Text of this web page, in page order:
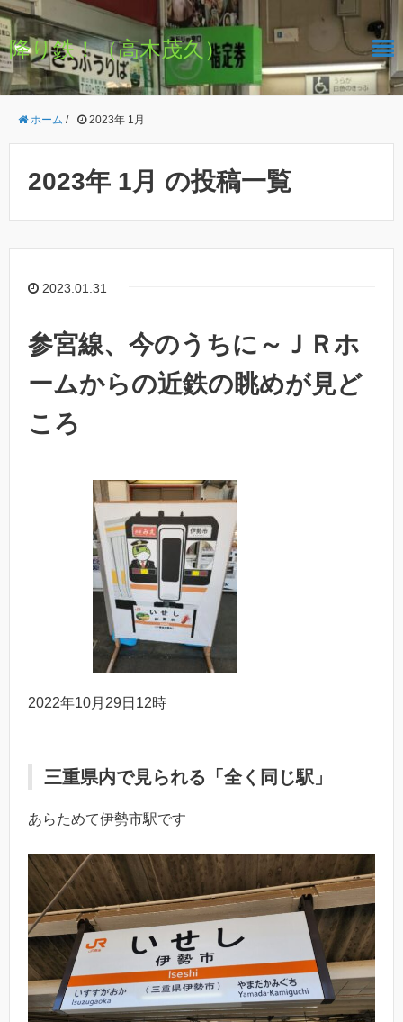
降り鉄！（高木茂久）
ホーム / 2023年 1月
2023年 1月 の投稿一覧
2023.01.31
参宮線、今のうちに～ＪＲホ
ームからの近鉄の眺めが見ど
ころ
2022年10月29日12時
三重県内で見られる「全く同じ駅」
あらためて伊勢市駅です